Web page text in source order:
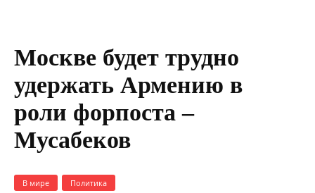
Москве будет трудно
удержать Армению в
роли форпоста –
Мусабеков
В мире Политика